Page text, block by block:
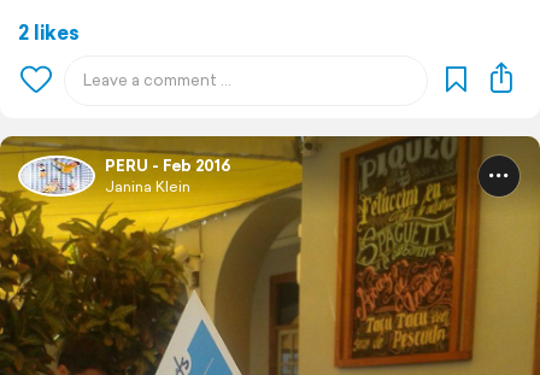
2 likes
PERU - Feb 2016
Janina Klein